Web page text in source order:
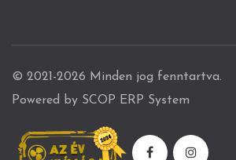
© 2021-2026 Minden jog fenntartva.
Powered by SCOP ERP System